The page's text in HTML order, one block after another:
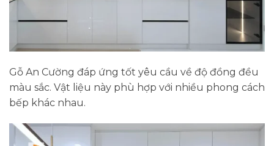
Gỗ An Cường đáp ứng tốt yêu cầu về độ đồng đều
màu sắc. Vật liệu này phù hợp với nhiều phong cách
bếp khác nhau.